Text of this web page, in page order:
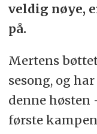
veldig nøye,
på.
Mertens
sesong, og
denne høsten
første